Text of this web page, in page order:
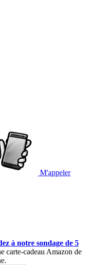
M'appeler
à notre sondage de 5
carte-cadeau Amazon de